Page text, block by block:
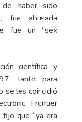
de haber sido
fue abusada
fue un “sex
científica y
tanto para
se les coincidió
Frontier
que “ya era